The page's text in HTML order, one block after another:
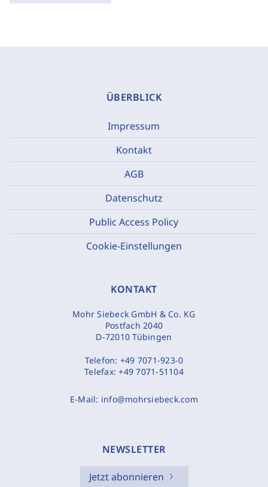
ÜBERBLICK
Impressum
Kontakt
AGB
Datenschutz
Public Access Policy
Cookie-Einstellungen
KONTAKT
Mohr Siebeck GmbH & Co. KG
Postfach 2040
D-72010 Tübingen
Telefon: +49 7071-923-0
Telefax:+49 7071-51104
E-Mail: info@mohrsiebeck.com
NEWSLETTER
Jetzt abonnieren